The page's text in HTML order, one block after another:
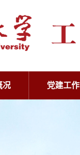
况 党建工作